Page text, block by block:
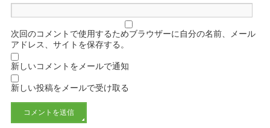
次回のコメントで使用するためブラウザーに自分の名前、メール
アドレス、サイトを保存する。
新しいコメントをメールで通知
新しい投稿をメールで受け取る